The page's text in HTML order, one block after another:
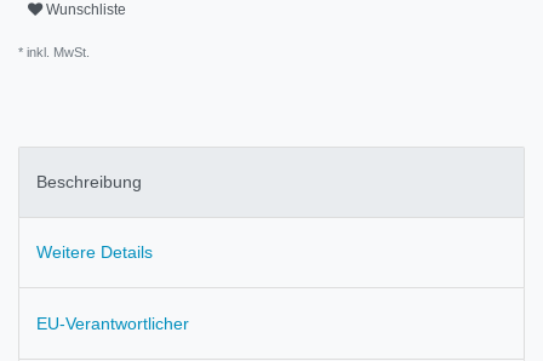
Wunschliste
* inkl. MwSt.
Beschreibung
Weitere Details
EU-Verantwortlicher